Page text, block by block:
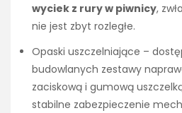
wyciek z rury w piwnicy,
nie jest zbyt rozległe.
Opaski uszczelniające –
budowlanych zestawy
zaciskową i gumową
stabilne zabezpieczenie